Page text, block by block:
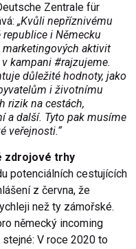
Zentrale für
„Kvůli nepříznivému
i Německu
aktivit
kampani #rajzujeme.
důležité hodnoty, jako
i životnímu
rizik na cestách,
a další. Tyto pak musíme
veřejnosti.“
zdrojové trhy
potenciálních cestujících
z června, že
než ty zámořské.
německý incoming
V roce 2020 to